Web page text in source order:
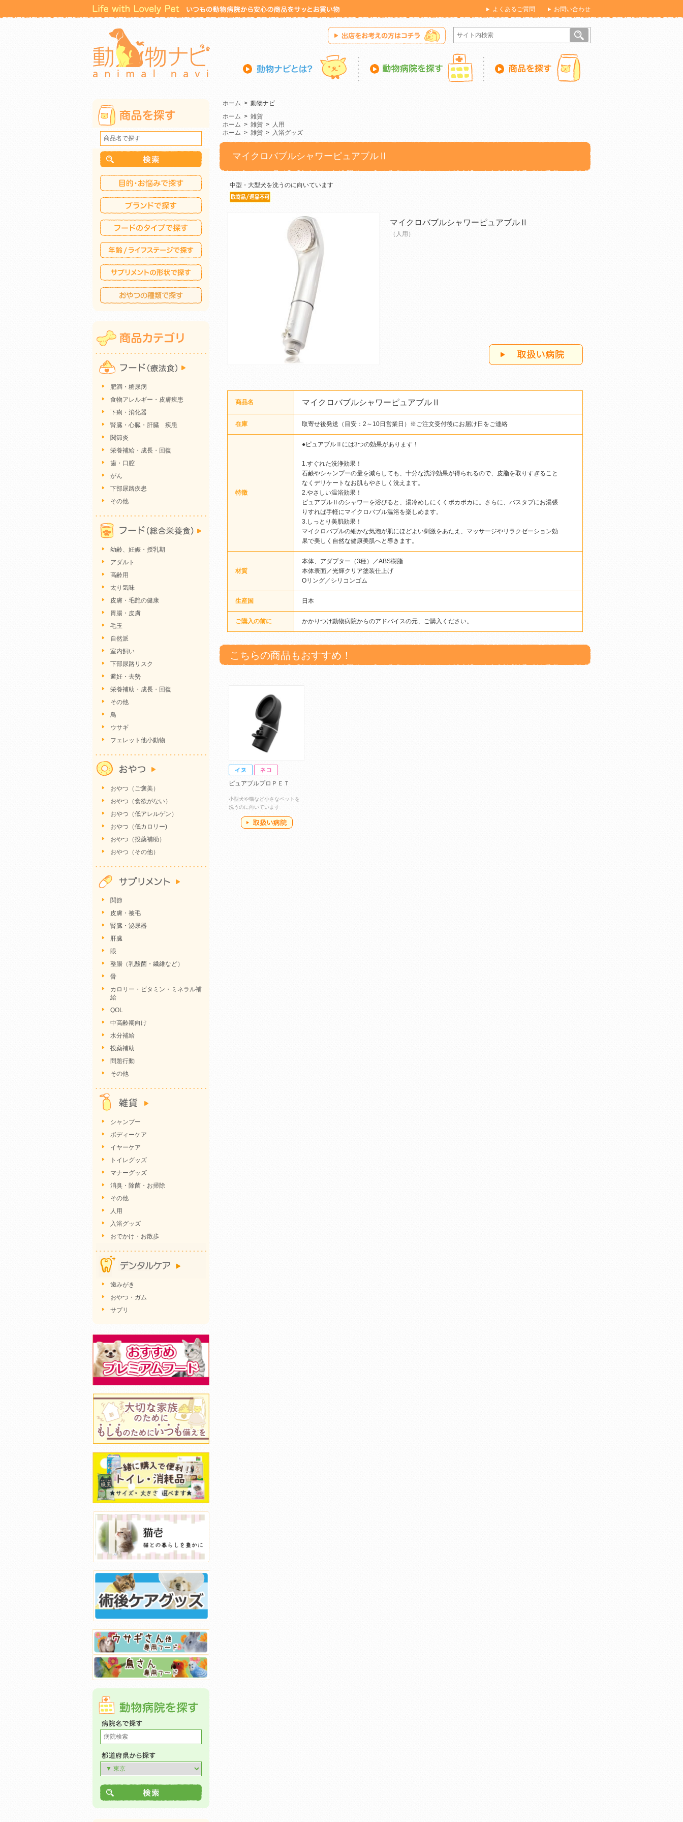
よくあるご質問 お問い合わせ
ホーム > 動物ナビ
ホーム > 雑貨
ホーム > 雑貨 > 人用
ホーム > 雑貨 > 入浴グッズ
マイクロバブルシャワーピュアブルⅡ
中型・大型犬を洗うのに向いています
マイクロバブルシャワーピュアブルⅡ
（人用）
商品名 マイクロバブルシャワーピュアブルⅡ
在庫 取寄せ後発送（目安：2～10日営業日）※ご注文受付後にお届け日をご連絡
特徴
●ピュアブルⅡには3つの効果があります！
1.すぐれた洗浄効果！
石鹸やシャンプーの量を減らしても、十分な洗浄効果が得られるので、皮脂を取りすぎること
なくデリケートなお肌もやさしく洗えます。
2.やさしい温浴効果！
ピュアブルⅡのシャワーを浴びると、湯冷めしにくくポカポカに。さらに、バスタブにお湯張
りすれば手軽にマイクロバブル温浴を楽しめます。
3.しっとり美肌効果！
マイクロバブルの細かな気泡が肌にほどよい刺激をあたえ、マッサージやリラクゼーション効
果で美しく自然な健康美肌へと導きます。
材質
本体、アダプター（3種）／ABS樹脂
本体表面／光輝クリア塗装仕上げ
Oリング／シリコンゴム
生産国 日本
ご購入の前に かかりつけ動物病院からのアドバイスの元、ご購入ください。
こちらの商品もおすすめ！
ピュアブルプロＰＥＴ
小型犬や猫など小さなペットを
洗うのに向いています
肥満・糖尿病
食物アレルギー・皮膚疾患
下痢・消化器
腎臓・心臓・肝臓 疾患
関節炎
栄養補給・成長・回復
歯・口腔
がん
下部尿路疾患
その他
幼齢、妊娠・授乳期
アダルト
高齢用
太り気味
皮膚・毛艶の健康
胃腸・皮膚
毛玉
自然派
室内飼い
下部尿路リスク
避妊・去勢
栄養補助・成長・回復
その他
鳥
ウサギ
フェレット他小動物
おやつ（ご褒美）
おやつ（食欲がない）
おやつ（低アレルゲン）
おやつ（低カロリー)
おやつ（投薬補助）
おやつ（その他）
関節
皮膚・被毛
腎臓・泌尿器
肝臓
眼
整腸（乳酸菌・繊維など）
骨
カロリー・ビタミン・ミネラル補
給
QOL
中高齢期向け
水分補給
投薬補助
問題行動
その他
シャンプー
ボディーケア
イヤーケア
トイレグッズ
マナーグッズ
消臭・除菌・お掃除
その他
人用
入浴グッズ
おでかけ・お散歩
歯みがき
おやつ・ガム
サプリ